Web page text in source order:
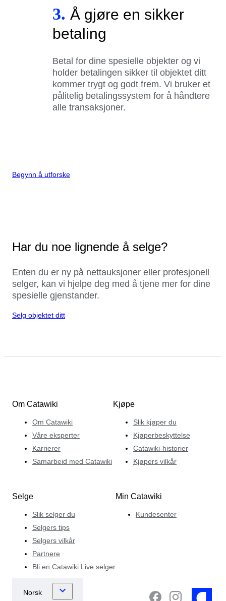
3. Å gjøre en sikker
betaling
Betal for dine spesielle objekter og vi
holder betalingen sikker til objektet ditt
kommer trygt og godt frem. Vi bruker et
pålitelig betalingssystem for å håndtere
alle transaksjoner.
Begynn å utforske
Har du noe lignende å selge?
Enten du er ny på nettauksjoner eller profesjonell
selger, kan vi hjelpe deg med å tjene mer for dine
spesielle gjenstander.
Selg objektet ditt
Om Catawiki
Om Catawiki
Våre eksperter
Karrierer
Samarbeid med Catawiki
Kjøpe
Slik kjøper du
Kjøperbeskyttelse
Catawiki-historier
Kjøpers vilkår
Selge
Slik selger du
Selgers tips
Selgers vilkår
Partnere
Bli en Catawiki Live selger
Min Catawiki
Kundesenter